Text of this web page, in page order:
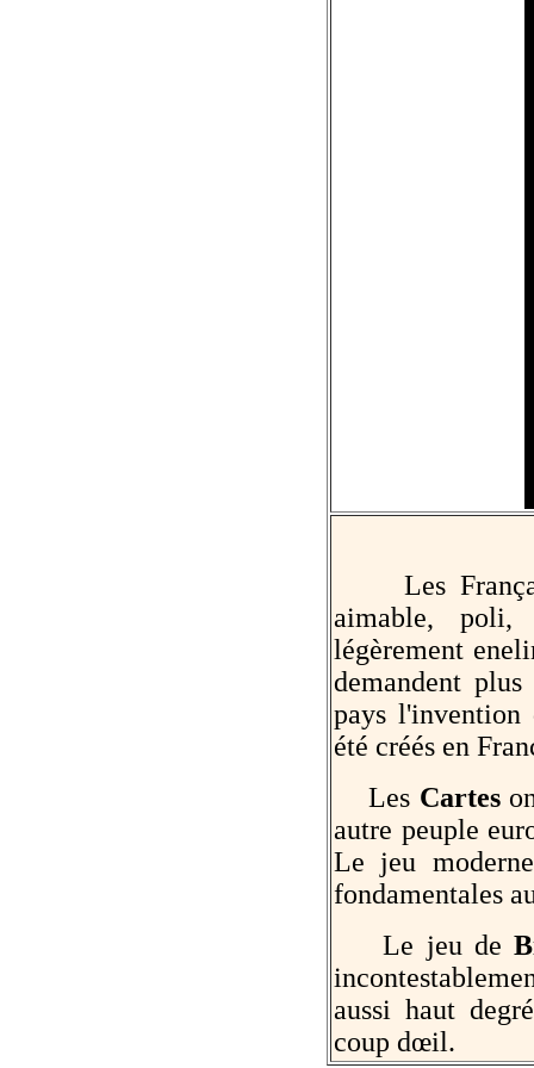
Les
aimable,
légèrement
demandent
pays l'invention
été créés en
Les Cartes
autre peuple
Le jeu
fondamentales
Le jeu de
aussi haut
coup dœil.